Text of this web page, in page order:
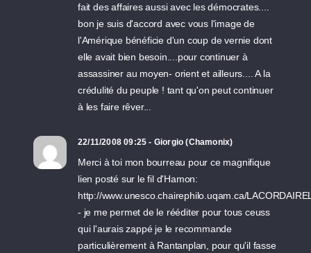
fait des affaires aussi avec les démocrates....
bon je suis d'accord avec vous l'image de
l'Amérique bénéficie d'un coup de vernie dont
elle avait bien besoin....pour continuer à
assassiner au moyen- orient et ailleurs.... A la
crédulité du peuple ! tant qu'on peut continuer
à les faire rêver...
22/11/2008 09:25 - Giorgio (Chamonix)
Merci à toi mon bourreau pour ce magnifique
lien posté sur le fil d'Hamon:
http://www.unesco.chairephilo.uqam.ca/
- je me permet de le rééditer pour tous ceuss
qui l'aurais zappé je le recommande
particulièrement à Rantanplan, pour qu'il fasse